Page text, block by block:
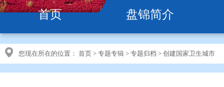
首页 盘锦简介
您现在所在的位置： 首页 > 专题专辑 > 专题归档 > 创建国家卫生城市